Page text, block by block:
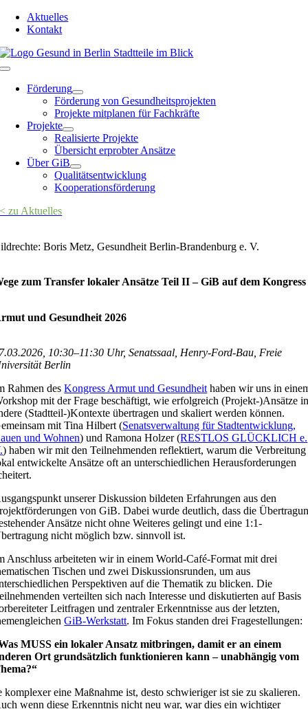
Zum
Inhalt
Aktuelles
Kontakt
Toggle
NavigationFörderung
Förderung von Gesundheitsprojekten
Projekte mitplanen für Fachkräfte
Projekte
Realisierte Projekte
Übersicht erprobter Ansätze
Über GiB
Qualitätsentwicklung
Kooperationsförderung
< zu Aktuelles
Boris Metz, Gesundheit Berlin-Brandenburg e. V.
zum Transfer lokaler Ansätze Teil II – GiB auf dem Kongress
und Gesundheit 2026
10:30–11:30 Uhr, Senatssaal, Henry-Ford-Bau, Freie
Berlin
Rahmen desKongress Armut und Gesundheit haben wir uns in
mit der Frage beschäftigt, wie erfolgreich (Projekt-)Ansätze
(Stadtteil-)Kontexte übertragen und skaliert werden können.
mit Tina Hilbert (Senatsverwaltung für Stadtentwicklung,
und Wohnen) und Ramona Holzer (RESTLOS GLÜCKLICH e.
) haben wir mit den Teilnehmenden reflektiert, warum die Verbreitung
entwickelte Ansätze oft an unterschiedlichen Herausforderungen
unserer Diskussion bildeten Erfahrungen aus den
von GiB. Dabei wurde deutlich, dass die
Ansätze nicht ohne Weiteres gelingt und eine 1:1-
nicht möglich bzw. sinnvoll ist.
Anschluss arbeiteten wir in einem World-Café-Format mit drei
Tischen und zwei Diskussionsrunden, um aus
Perspektiven auf die Thematik zu blicken. Die
verteilten sich nach Interesse und diskutierten auf Basis
Leitfragen und zentraler Erkenntnisse aus der letzten,
GiB-Werkstatt. Im Fokus standen drei Fragestellungen:
MUSS ein lokaler Ansatz mitbringen, damit er an einem
Ort grundsätzlich funktionieren kann – unabhängig vom
komplexer eine Maßnahme ist, desto schwieriger ist sie zu skalieren.
wenn diese Erkenntnis nicht neu war, war dies ein wichtiger